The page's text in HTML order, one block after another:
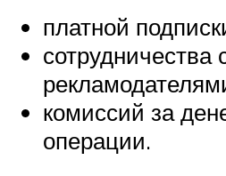
платной
сотрудничества
комиссий за
операции.